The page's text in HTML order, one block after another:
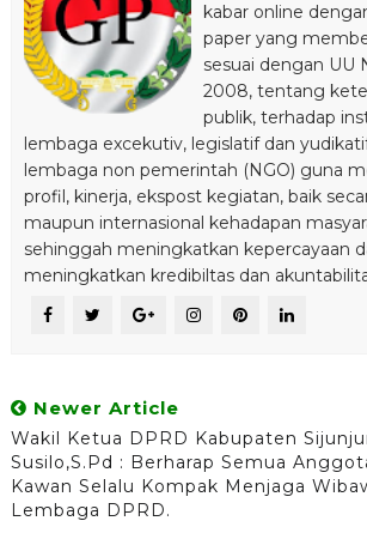
kabar online
paper yang
sesuai dengan UU
2008, tentang
publik, terhadap
lembaga excekutiv, legislatif dan
lembaga non pemerintah (NGO) guna
profil, kinerja, ekspost kegiatan, baik
maupun internasional kehadapan
sehinggah meningkatkan kepercayaan
meningkatkan kredibiltas dan
Newer Article
Wakil Ketua DPRD Kabupaten
Susilo,S.Pd : Berharap Semua
Kawan Selalu Kompak Menjaga
Lembaga DPRD.